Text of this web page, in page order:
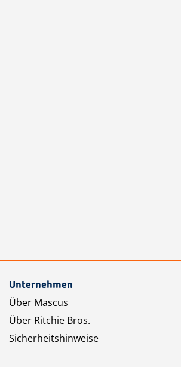
Unternehmen
Über Mascus
Über Ritchie Bros.
Sicherheitshinweise